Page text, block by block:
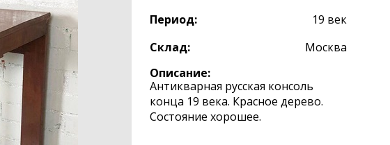
Период:
19 век
Склад:
Москва
Описание:
Антикварная русская консоль
конца 19 века. Красное дерево.
Состояние хорошее.